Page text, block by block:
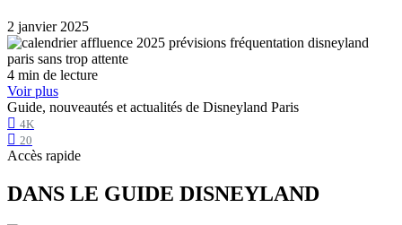
2 janvier 2025
4 min de lecture
Voir plus
Guide, nouveautés et actualités de Disneyland Paris
4K
20
Accès rapide
DANS LE GUIDE DISNEYLAND